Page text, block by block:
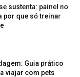
sustenta: painel no
por que só treinar
Guia prático
viajar com pets